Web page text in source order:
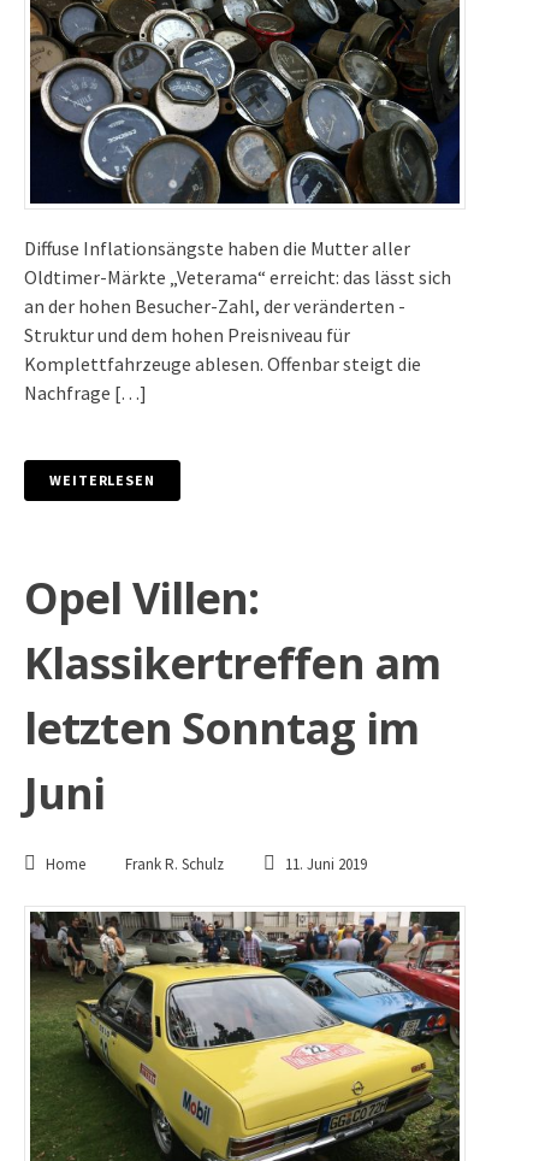
Diffuse Inflationsängste haben die Mutter aller
Oldtimer-Märkte „Veterama“ erreicht: das lässt sich
an der hohen Besucher-Zahl, der veränderten -
Struktur und dem hohen Preisniveau für
Komplettfahrzeuge ablesen. Offenbar steigt die
Nachfrage […]
WEITERLESEN
Opel Villen:
Klassikertreffen am
letzten Sonntag im
Juni
Home Frank R. Schulz 11. Juni 2019